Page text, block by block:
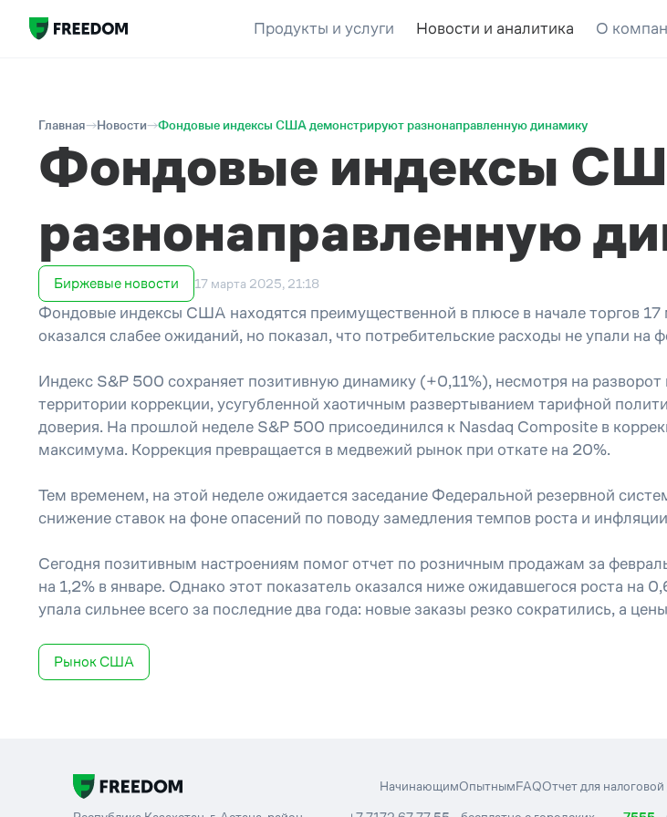
Продукты и услуги Новости и аналитика О
Главная Новости Фондовые индексы США демонстрируют разнонаправленную динамику
Фондовые индексы
разнонаправленную
Биржевые новости 17 марта 2025, 21:18
Фондовые индексы США находятся преимущественной в плюсе в начале торгов 17
оказался слабее ожиданий, но показал, что потребительские расходы не упали
Индекс S&P 500 сохраняет позитивную динамику (+0,11%), несмотря на
территории коррекции, усугубленной хаотичным развертыванием тарифной
доверия. На прошлой неделе S&P 500 присоединился к Nasdaq Composite в
максимума. Коррекция превращается в медвежий рынок при откате на 20%.
Тем временем, на этой неделе ожидается заседание Федеральной резервной
снижение ставок на фоне опасений по поводу замедления темпов роста и
Сегодня позитивным настроениям помог отчет по розничным продажам за
на 1,2% в январе. Однако этот показатель оказался ниже ожидавшегося роста на
упала сильнее всего за последние два года: новые заказы резко сократились, а
Рынок США
НачинающимОпытнымFAQОтчет для